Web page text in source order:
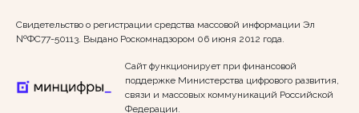
Свидетельство о регистрации средства массовой информации Эл
№ФС77-50113. Выдано Роскомнадзором 06 июня 2012 года.
Сайт функционирует при финансовой
поддержке Министерства цифрового развития,
связи и массовых коммуникаций Российской
Федерации.